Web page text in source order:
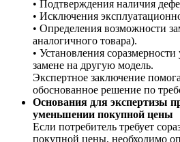
• Подтверждения наличия
• Исключения
• Определения возможности
аналогичного товара).
• Установления
замене на другую модель.
Экспертное заключение
обоснованное решение по
Основания для экспертизы
уменьшении покупной цены
Если потребитель требует
покупной цены, необходимо